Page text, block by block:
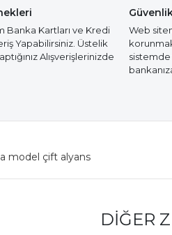
Banka Kartları ve Kredi
Yapabilirsiniz. Üstelik
Alışverişlerinizde
Web
model çift alyans
DIĞER